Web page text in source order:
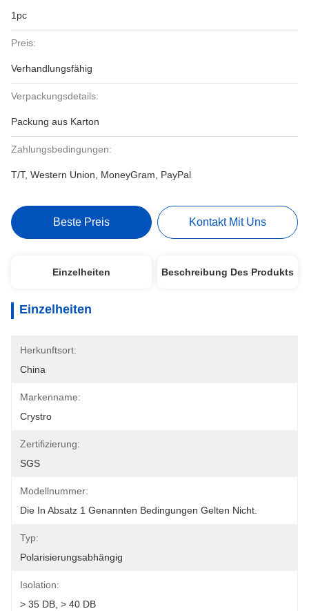
1pc
Preis:
Verhandlungsfähig
Verpackungsdetails:
Packung aus Karton
Zahlungsbedingungen:
T/T, Western Union, MoneyGram, PayPal
Beste Preis Kontakt Mit Uns
Einzelheiten Beschreibung Des Produkts
Einzelheiten
Herkunftsort:
China
Markenname:
Crystro
Zertifizierung:
SGS
Modellnummer:
Die In Absatz 1 Genannten Bedingungen Gelten Nicht.
Typ:
Polarisierungsabhängig
Isolation:
> 35 DB, > 40 DB